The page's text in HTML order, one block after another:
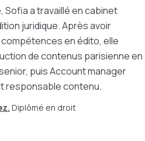
Sofia a travaillé en cabinet
juridique. Après avoir
en édito, elle
de contenus parisienne en
puis Account manager
responsable contenu.
Diplômé en droit